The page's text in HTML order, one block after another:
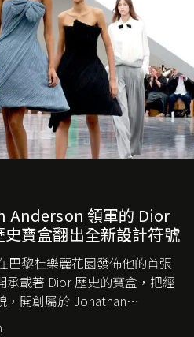
Anderson 領軍的 Dior
寶盒翻出全新設計符號
巴黎杜樂麗花園發佈他的首張
承載著 Dior 歷史的寶盒，把經
，開創屬於 Jonathan